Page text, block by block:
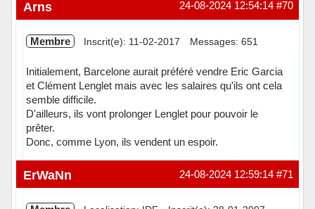
#70
24-08-2024 12:54:14
Arns
Membre Inscrit(e): 11-02-2017 Messages: 651
Initialement, Barcelone aurait préféré vendre Eric Garcia
et Clément Lenglet mais avec les salaires qu'ils ont cela
semble difficile.
D'ailleurs, ils vont prolonger Lenglet pour pouvoir le
prêter.
Donc, comme Lyon, ils vendent un espoir.
Hors ligne #71
24-08-2024 12:59:14
ErWaNn